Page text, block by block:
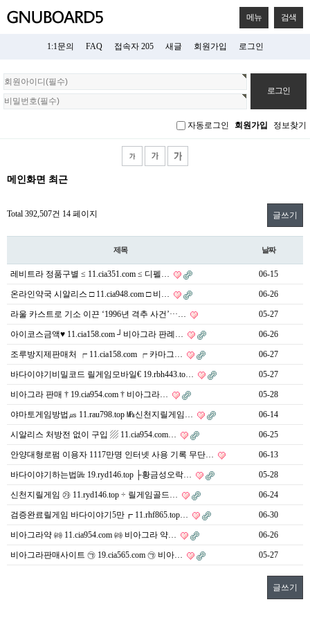
메뉴 검색
1:1문의 FAQ 접속자 205 새글 회원가입 로그인
회
원
로
자동로그인 회원가입 정보찾기
메인화면 최근
Total 392,507건 14 페이지 글쓰기
제목 날짜
레비트라 정품구별 ≤ 11.cia351.com ≤ 디펠… 06-15
온라인약국 시알리스 □ 11.cia948.com □ 비… 06-26
라울 카스트로 기소 이끈 ‘1996년 격추 사건’···… 05-27
아이코스금액♥ 11.cia158.com ┘비아그라 판례… 06-26
조루방지제판매처 ┍ 11.cia158.com ┍ 카마그… 06-27
바다이야기비밀코드 릴게임모바일€ 19.rbh443.to… 05-27
비아그라 판매 † 19.cia954.com † 비아그라… 05-28
야마토게임방법㎲ 11.rau798.top ㎫신천지릴게임… 06-14
시알리스 처방전 없이 구입 ▨ 11.cia954.com… 06-25
안양대형로펌 이용자 1117만명 인터넷 사용 기록 무단… 06-13
바다이야기하는법㎓ 19.ryd146.top ├황금성오락… 05-28
신천지릴게임 ㉮ 11.ryd146.top ÷ 릴게임골드… 06-24
검증완료릴게임 바다이야기5만┏ 11.rhf865.top… 06-30
비아그라약 ㈑ 11.cia954.com ㈑ 비아그라 약… 06-26
비아그라판매사이트 ㉠ 19.cia565.com ㉠ 비아… 05-27
글쓰기